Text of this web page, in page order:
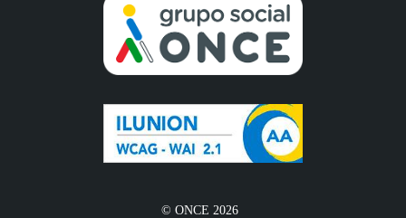
© ONCE 2026